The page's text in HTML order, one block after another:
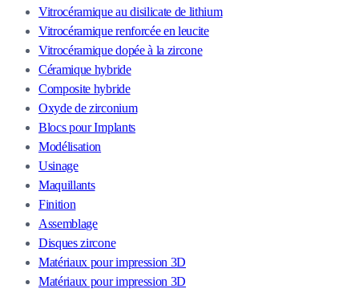
Vitrocéramique au disilicate de lithium
Vitrocéramique renforcée en leucite
Vitrocéramique dopée à la zircone
Céramique hybride
Composite hybride
Oxyde de zirconium
Blocs pour Implants
Modélisation
Usinage
Maquillants
Finition
Assemblage
Disques zircone
Matériaux pour impression 3D
Matériaux pour impression 3D